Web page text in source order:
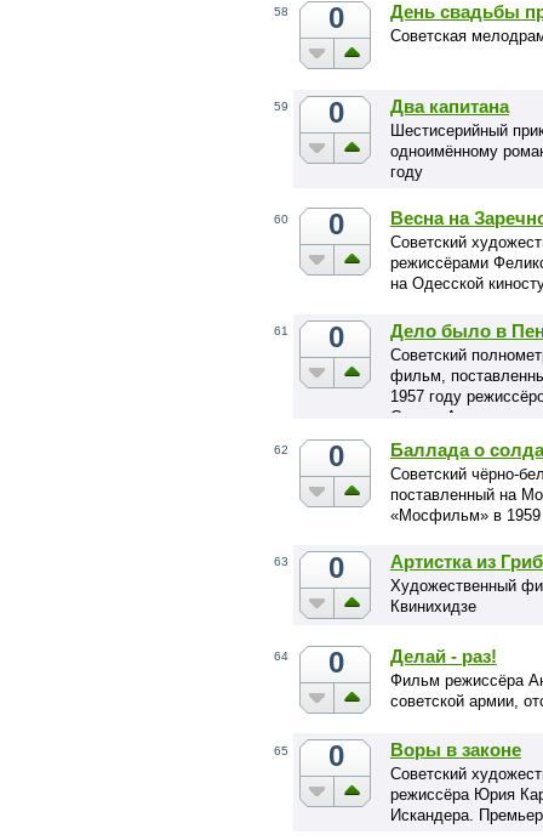
58 0 День свадьбы
Советская
59 0 Два капитана
Шестисерийный
одноимённому
году
60 0 Весна на
Советский
режиссёрами
на Одесской
61 0 Дело было в
Советский
фильм,
1957 году
Сергея Антонова.
62 0 Баллада о
Советский чёрно-
поставленный на
«Мосфильм» в 1959
63 0 Артистка из
Художественный
Квинихидзе
64 0 Делай - раз!
Фильм режиссёра
советской армии,
65 0 Воры в законе
Советский
режиссёра Юрия
Искандера.